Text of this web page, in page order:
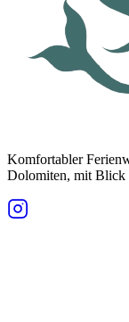
Komfortabler
Dolomiten, mit Blick